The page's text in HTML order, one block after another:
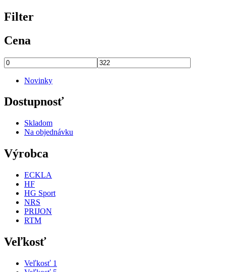
Filter
Cena
Novinky
Dostupnosť
Skladom
Na objednávku
Výrobca
ECKLA
HF
HG Sport
NRS
PRIJON
RTM
Veľkosť
Veľkosť 1